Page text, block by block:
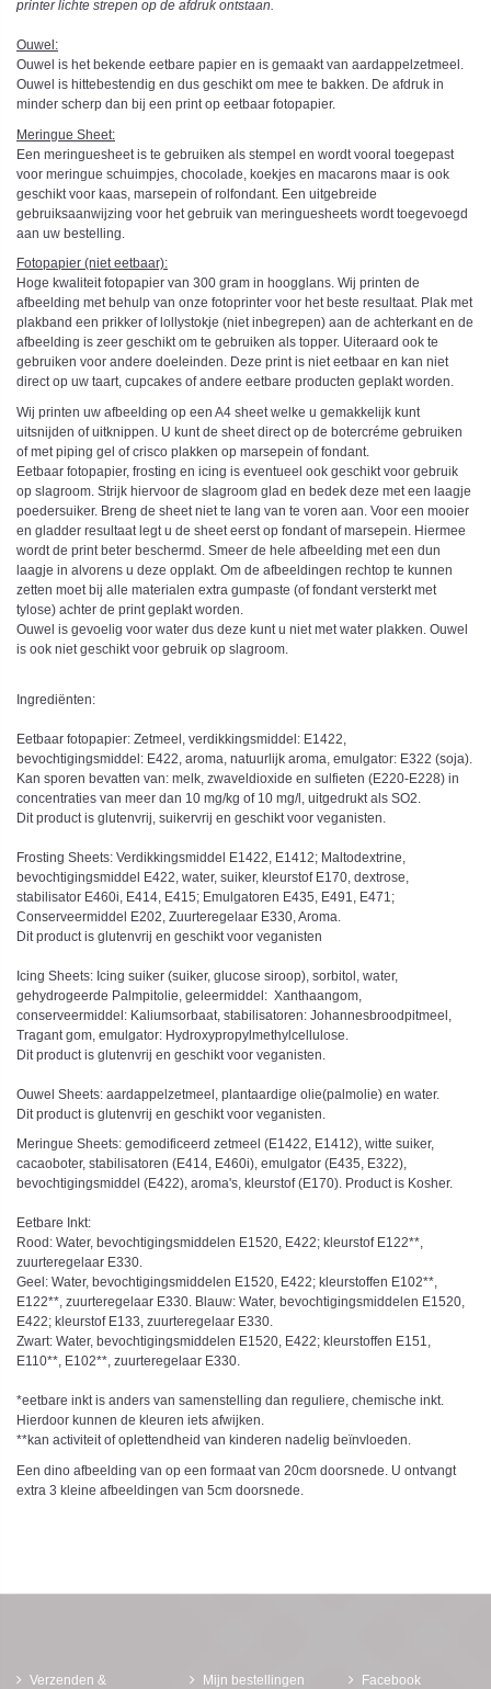
printer lichte strepen op de afdruk ontstaan.
Ouwel:
Ouwel is het bekende eetbare papier en is gemaakt van aardappelzetmeel.
Ouwel is hittebestendig en dus geschikt om mee te bakken. De afdruk in
minder scherp dan bij een print op eetbaar fotopapier.
Meringue Sheet:
Een meringuesheet is te gebruiken als stempel en wordt vooral toegepast
voor meringue schuimpjes, chocolade, koekjes en macarons maar is ook
geschikt voor kaas, marsepein of rolfondant. Een uitgebreide
gebruiksaanwijzing voor het gebruik van meringuesheets wordt toegevoegd
aan uw bestelling.
Fotopapier (niet eetbaar):
Hoge kwaliteit fotopapier van 300 gram in hoogglans. Wij printen de
afbeelding met behulp van onze fotoprinter voor het beste resultaat. Plak met
plakband een prikker of lollystokje (niet inbegrepen) aan de achterkant en de
afbeelding is zeer geschikt om te gebruiken als topper. Uiteraard ook te
gebruiken voor andere doeleinden. Deze print is niet eetbaar en kan niet
direct op uw taart, cupcakes of andere eetbare producten geplakt worden.
Wij printen uw afbeelding op een A4 sheet welke u gemakkelijk kunt
uitsnijden of uitknippen. U kunt de sheet direct op de botercréme gebruiken
of met piping gel of crisco plakken op marsepein of fondant.
Eetbaar fotopapier, frosting en icing is eventueel ook geschikt voor gebruik
op slagroom. Strijk hiervoor de slagroom glad en bedek deze met een laagje
poedersuiker. Breng de sheet niet te lang van te voren aan. Voor een mooier
en gladder resultaat legt u de sheet eerst op fondant of marsepein. Hiermee
wordt de print beter beschermd. Smeer de hele afbeelding met een dun
laagje in alvorens u deze opplakt. Om de afbeeldingen rechtop te kunnen
zetten moet bij alle materialen extra gumpaste (of fondant versterkt met
tylose) achter de print geplakt worden.
Ouwel is gevoelig voor water dus deze kunt u niet met water plakken. Ouwel
is ook niet geschikt voor gebruik op slagroom.
Ingrediënten:
Eetbaar fotopapier: Zetmeel, verdikkingsmiddel: E1422,
bevochtigingsmiddel: E422, aroma, natuurlijk aroma, emulgator: E322 (soja).
Kan sporen bevatten van: melk, zwaveldioxide en sulfieten (E220-E228) in
concentraties van meer dan 10 mg/kg of 10 mg/l, uitgedrukt als SO2.
Dit product is glutenvrij, suikervrij en geschikt voor veganisten.
Frosting Sheets: Verdikkingsmiddel E1422, E1412; Maltodextrine,
bevochtigingsmiddel E422, water, suiker, kleurstof E170, dextrose,
stabilisator E460i, E414, E415; Emulgatoren E435, E491, E471;
Conserveermiddel E202, Zuurteregelaar E330, Aroma.
Dit product is glutenvrij en geschikt voor veganisten
Icing Sheets: Icing suiker (suiker, glucose siroop), sorbitol, water,
gehydrogeerde Palmpitolie, geleermiddel: Xanthaangom,
conserveermiddel: Kaliumsorbaat, stabilisatoren: Johannesbroodpitmeel,
Tragant gom, emulgator: Hydroxypropylmethylcellulose.
Dit product is glutenvrij en geschikt voor veganisten.
Ouwel Sheets: aardappelzetmeel, plantaardige olie(palmolie) en water.
Dit product is glutenvrij en geschikt voor veganisten.
Meringue Sheets: gemodificeerd zetmeel (E1422, E1412), witte suiker,
cacaoboter, stabilisatoren (E414, E460i), emulgator (E435, E322),
bevochtigingsmiddel (E422), aroma's, kleurstof (E170). Product is Kosher.
Eetbare Inkt:
Rood: Water, bevochtigingsmiddelen E1520, E422; kleurstof E122**,
zuurteregelaar E330.
Geel: Water, bevochtigingsmiddelen E1520, E422; kleurstoffen E102**,
E122**, zuurteregelaar E330. Blauw: Water, bevochtigingsmiddelen E1520,
E422; kleurstof E133, zuurteregelaar E330.
Zwart: Water, bevochtigingsmiddelen E1520, E422; kleurstoffen E151,
E110**, E102**, zuurteregelaar E330.
*eetbare inkt is anders van samenstelling dan reguliere, chemische inkt.
Hierdoor kunnen de kleuren iets afwijken.
**kan activiteit of oplettendheid van kinderen nadelig beïnvloeden.
Een dino afbeelding van op een formaat van 20cm doorsnede. U ontvangt
extra 3 kleine afbeeldingen van 5cm doorsnede.
Verzenden &
Mijn bestellingen
Facebook